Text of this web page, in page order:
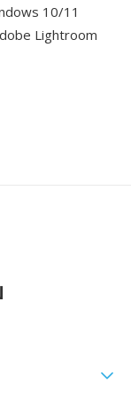
10/11
Lightroom